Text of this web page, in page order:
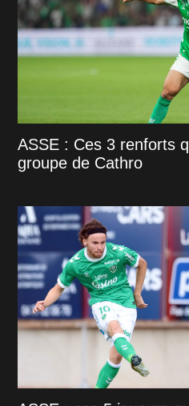
ASSE : Ces 3 renforts
groupe de Cathro